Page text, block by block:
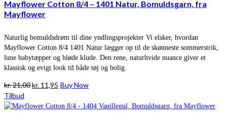
Mayflower Cotton 8/4 – 1401 Natur, Bomuldsgarn, fra
Mayflower
Naturlig bomuldsdrøm til dine yndlingsprojekter Vi elsker, hvordan
Mayflower Cotton 8/4 1401 Natur lægger op til de skønneste sommerstrik,
lune babytæpper og bløde klude. Den rene, naturhvide nuance giver et
klassisk og evigt look til både tøj og bolig.
kr.21,00Den
pris
kr. 11,95 Den
pris
Buy Now
Tilbud